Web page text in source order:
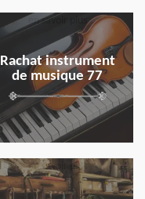
Rachat instrument
de musique 77
en savoir plus
en savoir plus